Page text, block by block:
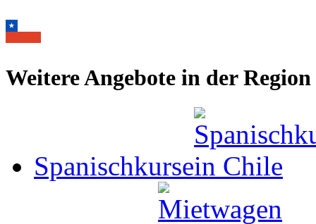
Weitere Angebote in der Region
Spanischkurse